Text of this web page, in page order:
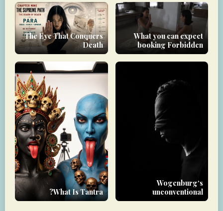
What you can expect
booking Forbidden
Yoga experiences
The Eye That Conquers
Death
Wogenburg‘s
unconventional
approach to therapy
What Is Tantra?